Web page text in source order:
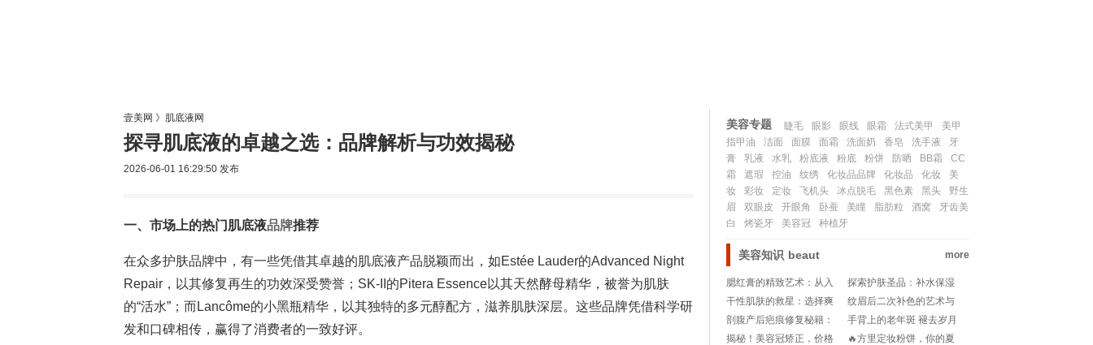
壹美网 》 肌底液网
探寻肌底液的卓越之选：品牌解析与功效揭秘
2026-06-01 16:29:50 发布
一、市场上的热门肌底液品牌推荐
在众多护肤品牌中，有一些凭借其卓越的肌底液产品脱颖而出，如Estée Lauder的Advanced Night
Repair，以其修复再生的功效深受赞誉；SK-II的Pitera Essence以其天然酵母精华，被誉为肌肤
的“活水”；而Lancôme的小黑瓶精华，以其独特的多元醇配方，滋养肌肤深层。这些品牌凭借科学研
发和口碑相传，赢得了消费者的一致好评。
美容专题 睫毛 眼影 眼线 眼霜 法式美甲
美甲
指甲油
洁面 面膜 面霜 洗面奶 香皂 洗手液
牙
膏
乳液 水乳 粉底液 粉底 粉饼 防晒 BB霜
CC
霜
遮瑕 控油 纹绣 化妆品品牌 化妆品 化妆
美
妆
彩妆 定妆 飞机头 冰点脱毛 黑色素 黑头
野生
眉
双眼皮 开眼角 卧蚕 美瞳 脂肪粒 酒窝
牙齿美
白
烤瓷牙 美容冠 种植牙
美容知识 beaut more
腮红膏的精致艺术：从入
门到精通
探索护肤圣品：补水保湿
美白抗衰老品牌推荐
干性肌肤的救星：选择爽
肤水还是柔肤水
纹眉后二次补色的艺术与
时机
剖腹产后疤痕修复秘籍：
何时使用祛疤膏最见效？!
手背上的老年斑 褪去岁月
痕迹的可能与科学探索
揭秘！美容冠矫正，价格
🔥方里定妆粉饼，你的夏